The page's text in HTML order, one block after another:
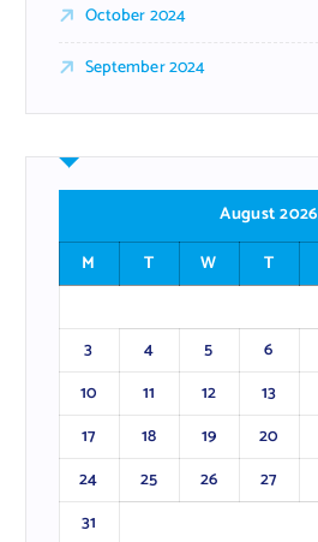
October 2024
September 2024
August 2026
M
T W T
3
4 5 6
10
11 12 13
17
18 19 20
24
25 26 27
31